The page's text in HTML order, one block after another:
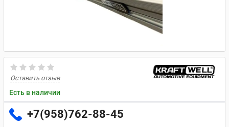
Оставить отзыв
Есть в наличии
+7(958)762-88-45